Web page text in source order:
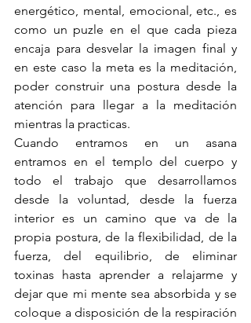
energético, mental, emocional, etc., es
como un puzle en el que cada pieza
encaja para desvelar la imagen final y
en este caso la meta es la meditación,
poder construir una postura desde la
atención para llegar a la meditación
mientras la practicas.
Cuando entramos en un asana
entramos en el templo del cuerpo y
todo el trabajo que desarrollamos
desde la voluntad, desde la fuerza
interior es un camino que va de la
propia postura, de la flexibilidad, de la
fuerza, del equilibrio, de eliminar
toxinas hasta aprender a relajarme y
dejar que mi mente sea absorbida y se
coloque a disposición de la respiración